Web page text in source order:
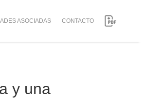
ASOCIADAS CONTACTO
y una